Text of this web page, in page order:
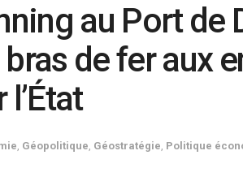
au Port de
bras de fer aux
Géopolitique Géostratégie Politique